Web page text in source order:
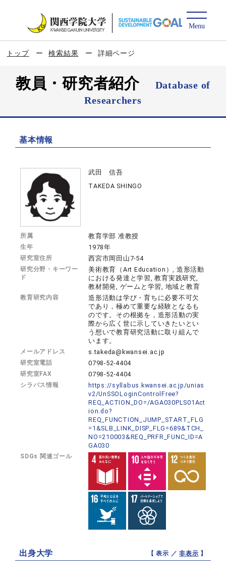
トップ 検索結果 詳細ページ
教員・研究者紹介
Database of
Researchers
基本情報
武田 信吾
TAKEDA SHINGO
所属 教育学部 准教授
生年 1978年
研究室住所 西宮市岡田山7-54
研究分野・キーワー
ド
美術教育（Art Education）, 造形活動
における発達と学習, 教育実践研究,
教材開発, ゲームと学習, 地域と教育
教育研究内容
造形活動は学び・育ちに必要不可欠
であり，極めて重要な経験となるも
のです。その根拠を，造形活動の実
際から広く世に示していきたいとい
う想いで教育研究活動に取り組んで
います。
メールアドレス s.takeda@kwansei.ac.jp
研究室電話 0798-52-4404
研究室FAX 0798-52-4404
シラバス情報
https://syllabus.kwansei.ac.jp/unias
v2/UnSSOLoginControlFree?
REQ_ACTION_DO=/AGA030PLS01Act
ion.do?
REQ_FUNCTION_JUMP_START_FLG
=1&SLB_LINK_DISP_FLG=689&TCH_
NO=210003&REQ_PRFR_FUNC_ID=A
GA030
SDGs 関連ゴール
出身大学 【 表示 ／非表示 】